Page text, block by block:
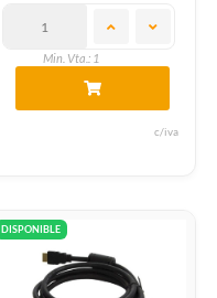
Min. Vta.: 1
c/iva
DISPONIBLE